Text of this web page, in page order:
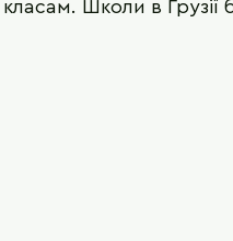
класам. Школи в